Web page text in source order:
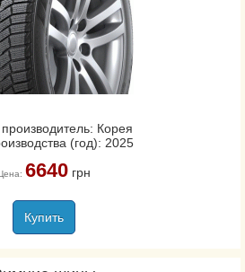
Корея
(год): 2025
6640грн
Купить